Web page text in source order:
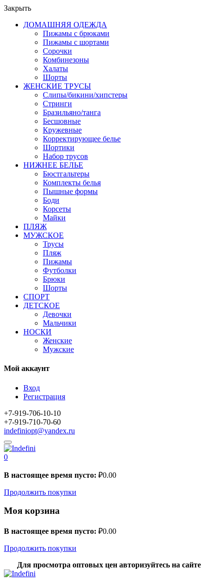
Закрыть
ДОМАШНЯЯ ОДЕЖДА
Пижамы с брюками
Пижамы с шортами
Сорочки
Комбинезоны
Халаты
Шорты
ЖЕНСКИЕ ТРУСЫ
Слипы/бикини/хипстеры
Стринги
Бразильяно/танга
Бесшовные
Кружевные
Корректирующее белье
Шортики
Набор трусов
НИЖНЕЕ БЕЛЬЕ
Бюстгальтеры
Комплекты белья
Пышные формы
Боди
Корсеты
Майки
ПЛЯЖ
МУЖСКОЕ
Трусы
Пляж
Пижамы
Футболки
Брюки
Шорты
СПОРТ
ДЕТСКОЕ
Девочки
Мальчики
НОСКИ
Женские
Мужские
Мой аккаунт
Вход
Регистрация
+7-919-706-10-10
+7-919-710-70-60
indefiniopt@yandex.ru
0
В настоящее время пусто: ₽0.00
Продолжить покупки
Моя корзина
В настоящее время пусто: ₽0.00
Продолжить покупки
Для просмотра оптовых цен авторизуйтесь на сайте